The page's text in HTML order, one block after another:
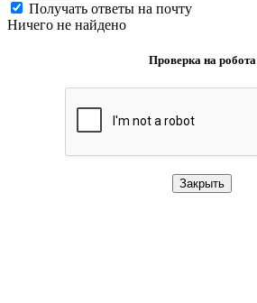
Получать ответы на почту
Ничего не найдено
Проверка на робота
Закрыть